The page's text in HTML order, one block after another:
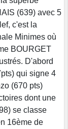
(639) avec 5
c'est la
Minimes où
BOURGET
D'abord
qui signe 4
(670 pts)
dont une
se classe
16ème de